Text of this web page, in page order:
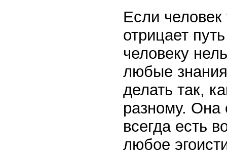
Если человек
отрицает
человеку
любые
делать так,
разному. Она
всегда есть
любое